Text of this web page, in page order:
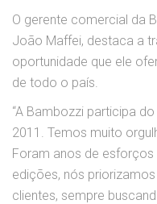
O gerente comercial da
João Maffei, destaca a
oportunidade que ele
de todo o país.
“A Bambozzi participa
2011. Temos muito
Foram anos de
edições, nós
clientes, sempre